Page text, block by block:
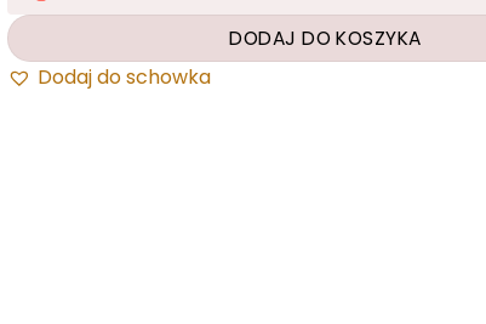
DODAJ DO KOSZYKA
Dodaj do schowka